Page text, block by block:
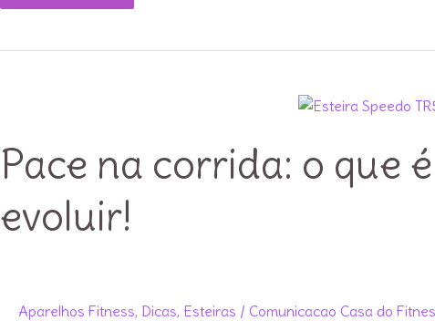
TR3:
apartamentos
Pace na corrida: o que
evoluir!
Aparelhos Fitness, Dicas, Esteiras / Comunicacao Casa do